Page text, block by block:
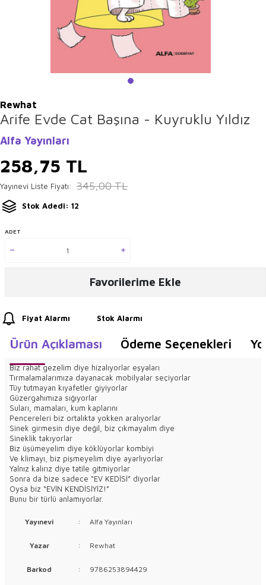
Rewhat
Arife Evde Cat Başına - Kuyruklu Yıldız
Alfa Yayınları
258,75 TL
Yayınevi Liste Fiyatı: 345,00TL
Stok Adedi: 12
ADET
Favorilerime Ekle
Fiyat Alarmı Stok Alarmı
Ürün Açıklaması Ödeme Seçenekleri
Biz rahat gezelim diye hizalıyorlar eşyaları
Tırmalamalarımıza dayanacak mobilyalar seçiyorlar
Tüy tutmayan kıyafetler giyiyorlar
Güzergahımıza sığıyorlar
Suları, mamaları, kum kaplarını
Pencereleri biz ortalıkta yokken aralıyorlar
Sinek girmesin diye değil, biz çıkmayalım diye
Sineklik takıyorlar
Biz üşümeyelim diye köklüyorlar kombiyi
Ve klimayı, biz pişmeyelim diye ayarlıyorlar
Yalnız kalırız diye tatile gitmiyorlar
Sonra da bize sadece “EV KEDİSİ” diyorlar
Oysa biz “EVİN KENDİSİYİZ!”
Bunu bir türlü anlamıyorlar.
Yayınevi : Alfa Yayınları
Yazar : Rewhat
Barkod : 9786253894429